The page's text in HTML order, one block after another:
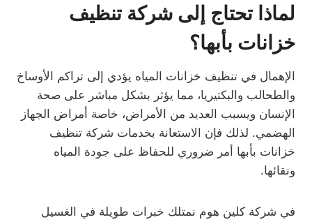
لماذا تحتاج إلى شركة تنظيف
خزانات بأبها؟
الإهمال في تنظيف خزانات المياه يؤدي إلى تراكم الأوساخ
والطحالب والبكتيريا، مما يؤثر بشكل مباشر على صحة
الإنسان ويسبب العديد من الأمراض، خاصة أمراض الجهاز
الهضمي. لذلك فإن الاستعانة بخدمات شركة تنظيف
خزانات بأبها أمر ضروري للحفاظ على جودة المياه
ونقائها.
في شركة كلين هوم نمتلك خبرات طويلة في الغسيل